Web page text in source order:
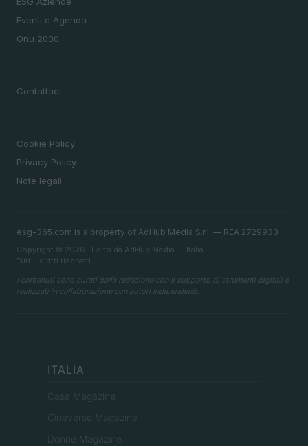
Eventi e Agenda
Onu 2030
Contattaci
Cookie Policy
Privacy Policy
Note legali
esg-365.com is a property of AdHub Media S.r.l. — REA 2729933
Copyright © 2026 · Edito da AdHub Media — Italia
Tutti i diritti riservati
I contenuti sono curati dalla redazione con il supporto di strumenti digitali e
realizzati in collaborazione con autori indipendenti.
ITALIA
Casa Magazine
Cineverse Magazine
Donne Magazine